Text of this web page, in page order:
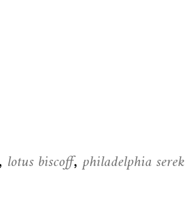
, lotus biscoff,philadelphia serek